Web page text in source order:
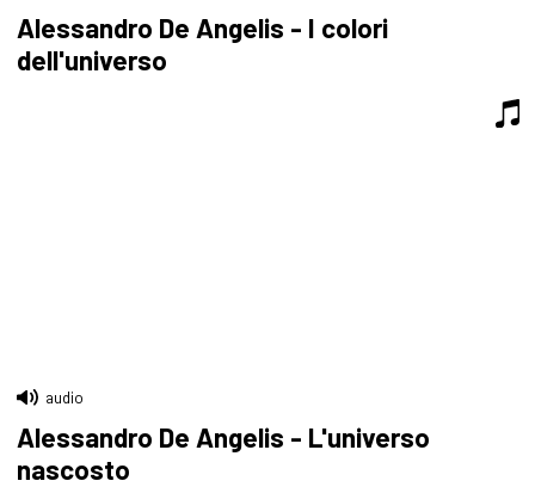
Alessandro De Angelis - I colori
dell'universo
audio
Alessandro De Angelis - L'universo
nascosto